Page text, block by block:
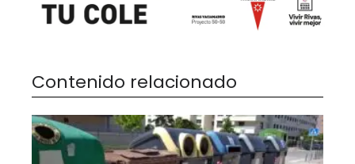
Contenido relacionado